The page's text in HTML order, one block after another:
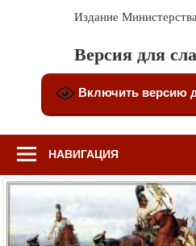
Издание
Версия для
Включить версию
НАВИГАЦИЯ